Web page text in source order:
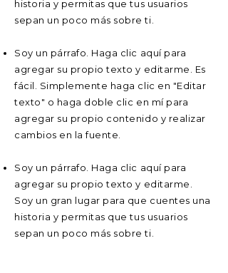
historia y permitas que tus usuarios
sepan un poco más sobre ti.
Soy un párrafo. Haga clic aquí para
agregar su propio texto y editarme. Es
fácil. Simplemente haga clic en "Editar
texto" o haga doble clic en mí para
agregar su propio contenido y realizar
cambios en la fuente.
Soy un párrafo. Haga clic aquí para
agregar su propio texto y editarme.
Soy un gran lugar para que cuentes una
historia y permitas que tus usuarios
sepan un poco más sobre ti.